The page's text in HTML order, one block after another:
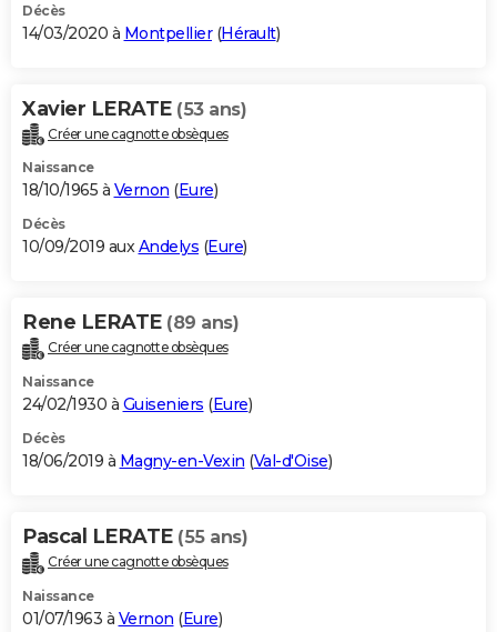
Décès
14/03/2020 à Montpellier(Hérault)
Xavier LERATE (53 ans)
Créer une cagnotte obsèques
Naissance
18/10/1965 à Vernon (Eure)
Décès
10/09/2019 auxAndelys (Eure)
Rene LERATE (89 ans)
Créer une cagnotte obsèques
Naissance
24/02/1930 à Guiseniers (Eure)
Décès
18/06/2019 à Magny-en-Vexin (Val-d'Oise)
Pascal LERATE (55 ans)
Créer une cagnotte obsèques
Naissance
01/07/1963 à Vernon (Eure)